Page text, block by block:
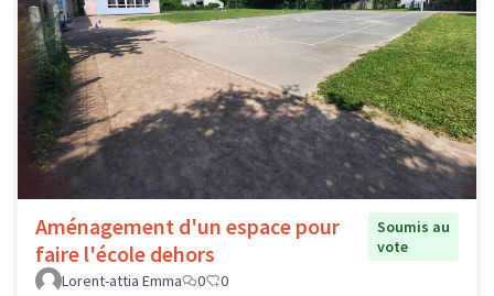
Aménagement d'un espace pour
faire l'école dehors
Soumis au
vote
Lorent-attia Emma
0 0